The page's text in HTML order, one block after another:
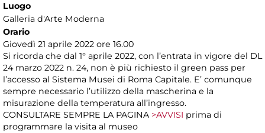
Luogo
Galleria d'Arte Moderna
Orario
Giovedì 21 aprile 2022 ore 16.00
Si ricorda che dal 1° aprile 2022, con l’entrata in vigore del DL
24 marzo 2022 n. 24, non è più richiesto il green pass per
l’accesso al Sistema Musei di Roma Capitale. E’ comunque
sempre necessario l’utilizzo della mascherina e la
misurazione della temperatura all’ingresso.
CONSULTARE SEMPRE LA PAGINA >AVVISI prima di
programmare la visita al museo